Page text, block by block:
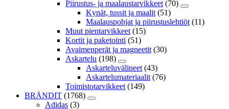
Piirustus- ja maalaustarvikkeet (70)
Kynät, tussit ja maalit (51)
Maalauspohjat ja piirustuslehtiöt (11)
Muut pientarvikkeet (15)
Kortit ja paketointi (51)
Avaimenperät ja magneetit (30)
Askartelu (198)
Askarteluvälineet (43)
Askartelumateriaalit (76)
Toimistotarvikkeet (149)
BRÄNDIT (1768)
Adidas (3)